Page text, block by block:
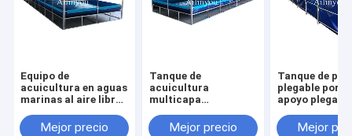
Equipo de
acuicultura en aguas
marinas al aire libre
peces y camarones
Mejor precio
Tanque de
acuicultura
multicapa
cultivo de peces y
Mejor precio
Tanque de
plegable
apoyo
agricultura
Mejor